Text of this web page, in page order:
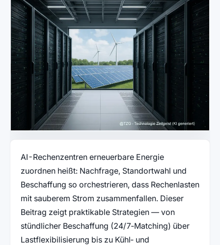
AI-Rechenzentren erneuerbare Energie
zuordnen heißt: Nachfrage, Standortwahl und
Beschaffung so orchestrieren, dass Rechenlasten
mit sauberem Strom zusammenfallen. Dieser
Beitrag zeigt praktikable Strategien — von
stündlicher Beschaffung (24/7‑Matching) über
Lastflexibilisierung bis zu Kühl‑ und